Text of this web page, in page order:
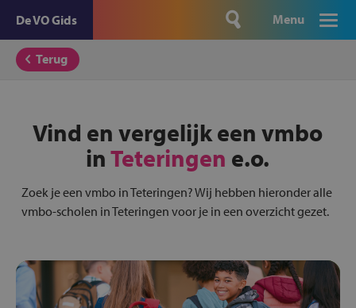
De VO Gids Menu
Terug
Vind en vergelijk een vmbo
inTeteringen e.o.
Zoek je een vmbo in Teteringen? Wij hebben hieronder alle
vmbo-scholen in Teteringen voor je in een overzicht gezet.